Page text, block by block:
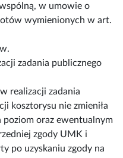
w umowie o
wymienionych w art.
zadania publicznego
realizacji zadania
kosztorysu nie zmieniła
poziom oraz ewentualnym
zgody UMK i
po uzyskaniu zgody na